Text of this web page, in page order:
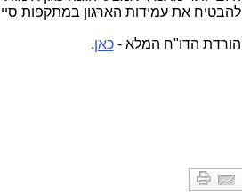
להבטיח את עמידות הארגון במתקפות
הורדת הדו"ח המלא -כאן.